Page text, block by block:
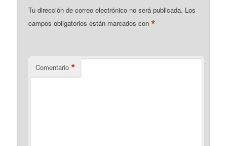
Tu dirección de correo electrónico no será publicada. Los
campos obligatorios están marcados con*
Comentario *